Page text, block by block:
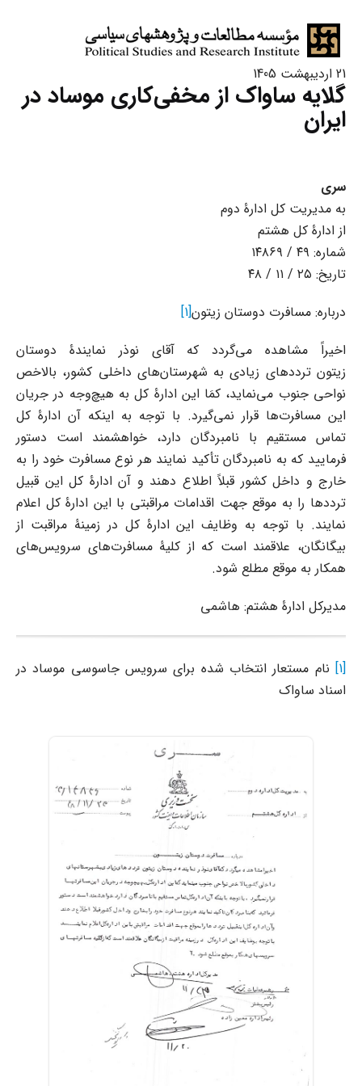
21 اردیبهشت 1405
گلایه ساواک از مخفی‌کاری موساد در
ایران
سری
به مدیریت کل ادارۀ دوم
از ادارۀ کل هشتم
شماره: ۴۹ / ۱۴۸۶۹
تاریخ: ۲۵ / ۱۱ / ۴۸
درباره: مسافرت دوستان زیتون[1]
اخیراً مشاهده می‌گردد که آقای نوذر نمایندۀ دوستان
زیتون ترددهای زیادی به شهرستان‌های داخلی کشور، بالاخص
نواحی جنوب می‌نماید، کمَا این ادارۀ کل به هیچ‌وجه در جریان
این مسافرت‌ها قرار نمی‌گیرد. با توجه به اینکه آن ادارۀ کل
تماس مستقیم با نامبردگان دارد، خواهشمند است دستور
فرمایید که به نامبردگان تأکید نمایند هر نوع مسافرت خود را به
خارج و داخل کشور قبلاً اطلاع دهند و آن ادارۀ کل این قبیل
ترددها را به موقع جهت اقدامات مراقبتی با این ادارۀ کل اعلام
نمایند. با توجه به وظایف این ادارۀ کل در زمینۀ مراقبت از
بیگانگان، علاقمند است که از کلیۀ مسافرت‌های سرویس‌های
همکار به موقع مطلع شود.
مدیرکل ادارۀ هشتم: هاشمی
[1]
نام مستعار انتخاب شده برای سرویس جاسوسی موساد در
اسناد ساواک